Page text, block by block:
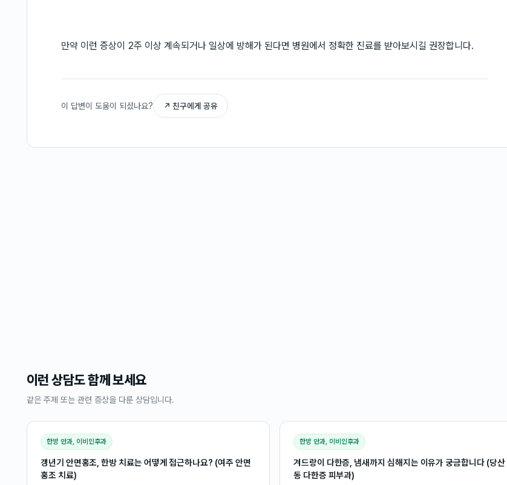
만약 이런 증상이 2주 이상 계속되거나 일상에 방해가 된다면 병원에서 정확한 진료를 받아보시길 권장합니다.
이 답변이 도움이 되셨나요? ↗ 친구에게 공유
이런 상담도 함께 보세요
같은 주제 또는 관련 증상을 다룬 상담입니다.
한방 안과, 이비인후과
갱년기 안면홍조, 한방 치료는 어떻게 접근하나요? (여주 안면
홍조 치료)
한방 안과, 이비인후과
겨드랑이 다한증, 냄새까지 심해지는 이유가 궁금합니다 (당산
동 다한증 피부과)